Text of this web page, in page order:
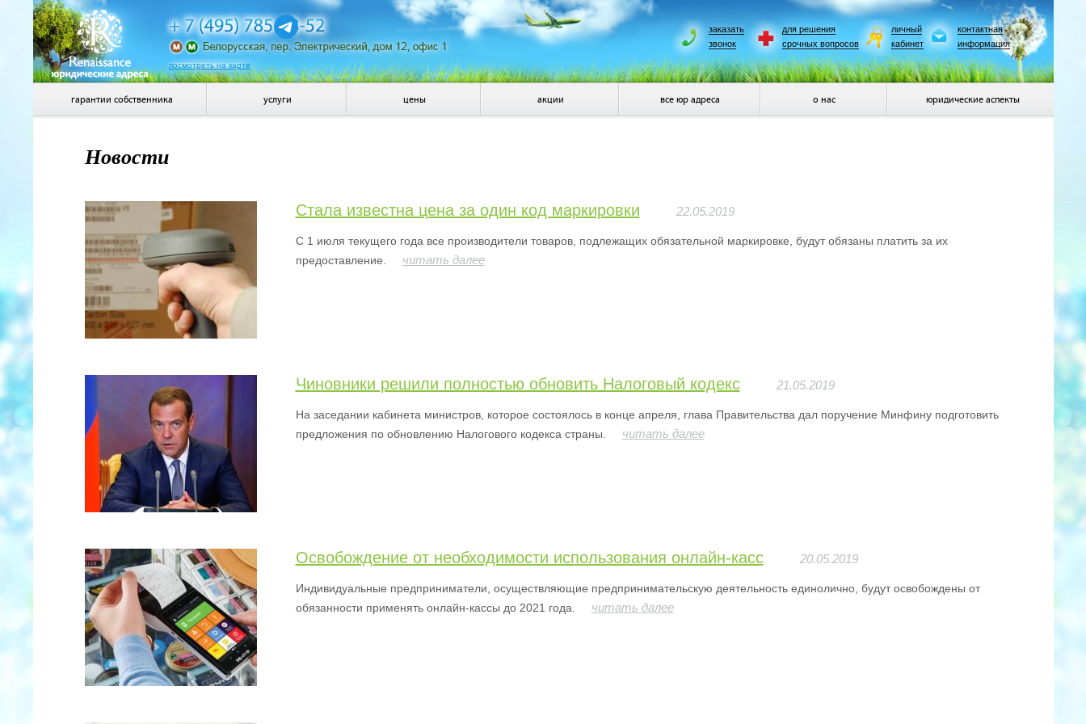
посмотреть на карте
заказать
звонок
для решения
срочных вопросов
личный
кабинет
контактная
информация
гарантии собственника услуги цены акции все юр адреса о нас юридические аспекты
Новости
Стала известна цена за один код маркировки 22.05.2019
С 1 июля текущего года все производители товаров, подлежащих обязательной маркировке, будут обязаны платить за их
предоставление.
читать далее
Чиновники решили полностью обновить Налоговый кодекс 21.05.2019
На заседании кабинета министров, которое состоялось в конце апреля, глава Правительства дал поручение Минфину подготовить
предложения по обновлению Налогового кодекса страны.
читать далее
Освобождение от необходимости использования онлайн-касс 20.05.2019
Индивидуальные предприниматели, осуществляющие предпринимательскую деятельность единолично, будут освобождены от
обязанности применять онлайн-кассы до 2021 года.
читать далее